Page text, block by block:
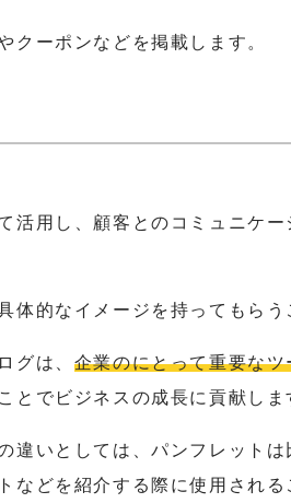
クーポンなどを掲載します。
活用し、顧客とのコミュニケー
体的なイメージを持ってもらう
グは、 企業のにとって重要なツ
とでビジネスの成長に貢献しま
違いとしては、パンフレット
などを紹介する際に使用される